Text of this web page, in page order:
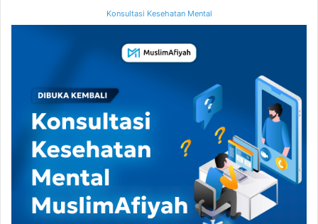
Konsultasi Kesehatan Mental